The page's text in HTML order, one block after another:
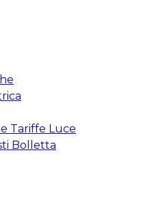
Tariffe Luce
Bolletta